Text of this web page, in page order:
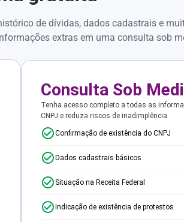
de dívidas, dados cadastrais e
extras em uma consulta sob
Consulta Sob
Tenha acesso completo a todas as
CNPJ e reduza riscos de inadimplência.
Confirmação de existência do CNPJ
Dados cadastrais básicos
Situação na Receita Federal
Indicação de existência de protestos